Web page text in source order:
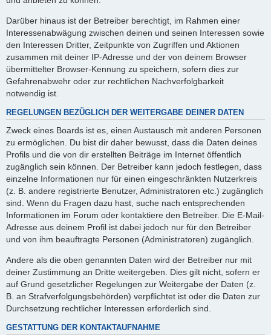
Darüber hinaus ist der Betreiber berechtigt, im Rahmen einer
Interessenabwägung zwischen deinen und seinen Interessen sowie
den Interessen Dritter, Zeitpunkte von Zugriffen und Aktionen
zusammen mit deiner IP-Adresse und der von deinem Browser
übermittelter Browser-Kennung zu speichern, sofern dies zur
Gefahrenabwehr oder zur rechtlichen Nachverfolgbarkeit
notwendig ist.
REGELUNGEN BEZÜGLICH DER WEITERGABE DEINER DATEN
Zweck eines Boards ist es, einen Austausch mit anderen Personen
zu ermöglichen. Du bist dir daher bewusst, dass die Daten deines
Profils und die von dir erstellten Beiträge im Internet öffentlich
zugänglich sein können. Der Betreiber kann jedoch festlegen, dass
einzelne Informationen nur für einen eingeschränkten Nutzerkreis
(z. B. andere registrierte Benutzer, Administratoren etc.) zugänglich
sind. Wenn du Fragen dazu hast, suche nach entsprechenden
Informationen im Forum oder kontaktiere den Betreiber. Die E-Mail-
Adresse aus deinem Profil ist dabei jedoch nur für den Betreiber
und von ihm beauftragte Personen (Administratoren) zugänglich.
Andere als die oben genannten Daten wird der Betreiber nur mit
deiner Zustimmung an Dritte weitergeben. Dies gilt nicht, sofern er
auf Grund gesetzlicher Regelungen zur Weitergabe der Daten (z.
B. an Strafverfolgungsbehörden) verpflichtet ist oder die Daten zur
Durchsetzung rechtlicher Interessen erforderlich sind.
GESTATTUNG DER KONTAKTAUFNAHME